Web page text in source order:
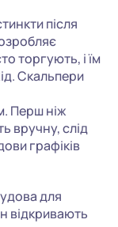
після
торгують, і їм
Скальпери
Перш ніж
вручну, слід
графіків
для
відкривають